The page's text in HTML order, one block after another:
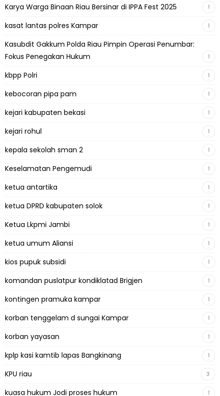
Karya Warga Binaan Riau Bersinar di IPPA Fest 2025 1
kasat lantas polres Kampar 1
Kasubdit Gakkum Polda Riau Pimpin Operasi Penumbar:
Fokus Penegakan Hukum
1
kbpp Polri 1
kebocoran pipa pam 1
kejari kabupaten bekasi 1
kejari rohul 1
kepala sekolah sman 2 1
Keselamatan Pengemudi 1
ketua antartika 1
ketua DPRD kabupaten solok 1
Ketua Lkpmi Jambi 1
ketua umum Aliansi 1
kios pupuk subsidi 1
komandan puslatpur kondiklatad Brigjen 1
kontingen pramuka kampar 1
korban tenggelam d sungai Kampar 1
korban yayasan 1
kplp kasi kamtib lapas Bangkinang 1
KPU riau 3
kuasa hukum Jodi proses hukum 1